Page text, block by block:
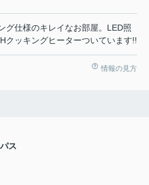
グ仕様のキレイなお部屋。LED照
クッキングヒーターついています!!
情報の見方
ス